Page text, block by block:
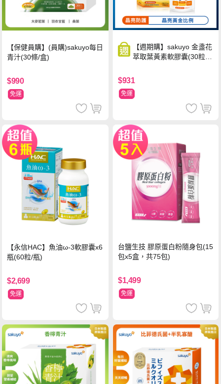
【保健員購】(員購)sakuyo每日
青汁(30條/盒)
$990
免運
【週期購】sakuyo 金盞花
萃取葉黃素軟膠囊(30粒/
$931
免運
【永信HAC】魚油ω-3軟膠囊x6
瓶(60粒/瓶)
$2,699
免運
台鹽生技 膠原蛋白粉隨身包(15
包x5盒，共75包)
$1,499
免運